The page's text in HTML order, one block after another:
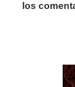
los